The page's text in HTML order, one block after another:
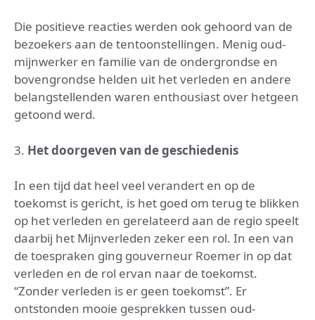
Die positieve reacties werden ook gehoord van de
bezoekers aan de tentoonstellingen. Menig oud-
mijnwerker en familie van de ondergrondse en
bovengrondse helden uit het verleden en andere
belangstellenden waren enthousiast over hetgeen
getoond werd.
3. Het doorgeven van de geschiedenis
In een tijd dat heel veel verandert en op de
toekomst is gericht, is het goed om terug te blikken
op het verleden en gerelateerd aan de regio speelt
daarbij het Mijnverleden zeker een rol. In een van
de toespraken ging gouverneur Roemer in op dat
verleden en de rol ervan naar de toekomst.
“Zonder verleden is er geen toekomst”. Er
ontstonden mooie gesprekken tussen oud-